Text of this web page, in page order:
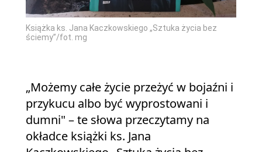
Książka ks. Jana Kaczkowskiego „Sztuka życia bez
ściemy”/fot. mg
„Możemy całe życie przeżyć w bojaźni i
przykucu albo być wyprostowani i
dumni" – te słowa przeczytamy na
okładce książki ks. Jana